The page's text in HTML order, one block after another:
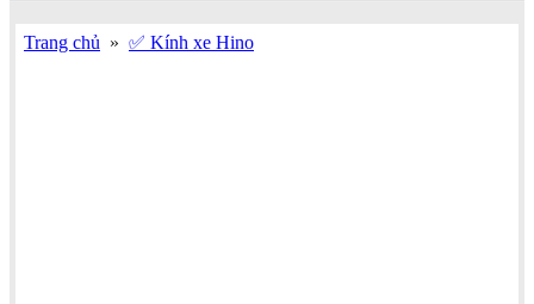
Trang chủ » ✅ Kính xe Hino